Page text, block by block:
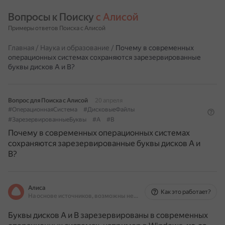
Вопросы к Поиску с Алисой
Примеры ответов Поиска с Алисой
Главная / Наука и образование / Почему в современных
операционных системах сохраняются зарезервированные
буквы дисков A и B?
Вопрос для Поиска с Алисой
20 апреля
#ОперационнаяСистема
#ДисковыеФайлы
#ЗарезервированныеБуквы
#A #B
Почему в современных операционных системах
сохраняются зарезервированные буквы дисков A и
B?
Алиса
На основе источников, возможны неточности
Как это работает?
Буквы дисков A и B зарезервированы в современных